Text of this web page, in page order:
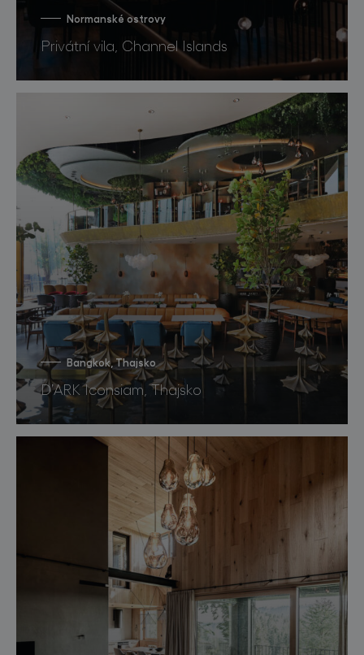
Normanské ostrovy
Privátní vila, Channel Islands
Bangkok, Thajsko
D’ARK Iconsiam, Thajsko